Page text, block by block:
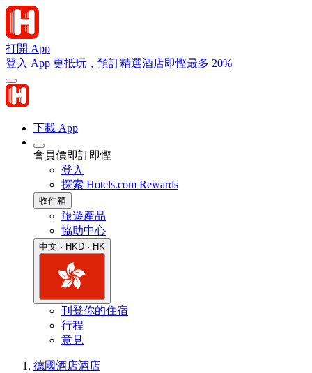
打開 App
登入 App 更抵玩，預訂精選酒店即慳最多 20%
下載 App
會員價即訂即慳
登入
探索 Hotels.com Rewards
收件箱
旅遊產品
協助中心
中文 · HKD · HK
刊登你的住宿
行程
意見
德國酒店酒店